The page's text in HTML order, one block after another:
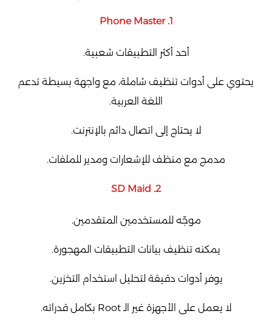
1. Phone Master
أحد أكثر التطبيقات شعبية.
يحتوي على أدوات تنظيف شاملة، مع واجهة بسيطة تدعم
اللغة العربية.
لا يحتاج إلى اتصال دائم بالإنترنت.
مدمج مع منظف للإشعارات ومدير للملفات.
2. SD Maid
موجّه للمستخدمين المتقدمين.
يمكنه تنظيف بيانات التطبيقات المهجورة.
يوفر أدوات دقيقة لتحليل استخدام التخزين.
لا يعمل على الأجهزة غير الـ Root بكامل قدراته.